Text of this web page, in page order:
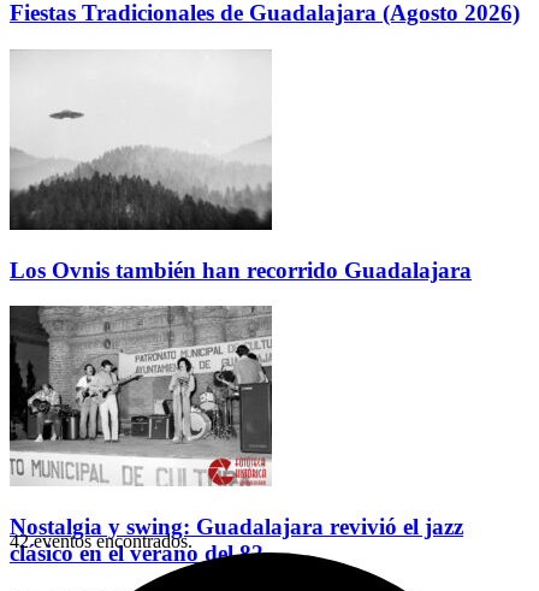
Fiestas Tradicionales de Guadalajara (Agosto 2026)
Los Ovnis también han recorrido Guadalajara
Nostalgia y swing: Guadalajara revivió el jazz
clásico en el verano del 82
42 eventos encontrados.